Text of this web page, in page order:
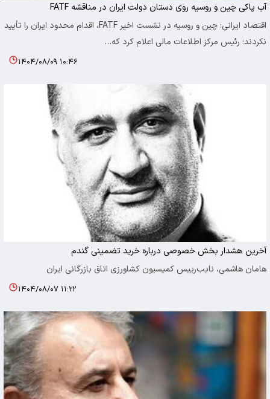
آب پاکی چین و روسیه روی دستان دولت ایران در مناقشه FATF
اقتصاد ایرانی: چین و روسیه در نشست اخیر FATF، اقدام محدود ایران را تأیید
نکردند؛ رئیس مرکز اطلاعات مالی اعلام کرد که…
۱۴۰۴/۰۸/۰۹ ۱۰:۴۶
آخرین هشدار بخش خصوصی درباره خرید تضمینی گندم
هامان هاشمی، نایب‌رییس کمیسیون کشاورزی اتاق بازرگانی ایران
۱۴۰۴/۰۸/۰۷ ۱۱:۲۲